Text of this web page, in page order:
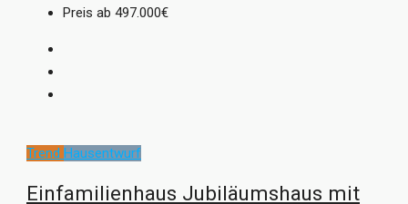
Preis ab 497.000€
Trend Hausentwurf
Einfamilienhaus Jubiläumshaus mit